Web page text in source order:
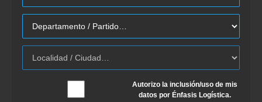
Autorizo la inclusión/uso de mis
datos por Énfasis Logística.